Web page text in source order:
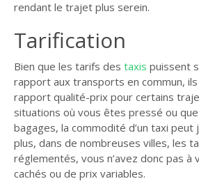
rendant le trajet plus serein.
Tarification
Bien que les tarifs des taxis puissent
rapport aux transports en commun,
rapport qualité-prix pour certains
situations où vous êtes pressé ou
bagages, la commodité d’un taxi
plus, dans de nombreuses villes, les
réglementés, vous n’avez donc pas à
cachés ou de prix variables.